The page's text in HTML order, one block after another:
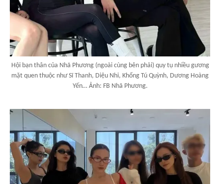
Hội bạn thân của Nhã Phương (ngoài cùng bên phải) quy tụ nhiều gương
mặt quen thuộc như Sĩ Thanh, Diệu Nhi, Khổng Tú Quỳnh, Dương Hoàng
Yến… Ảnh: FB Nhã Phương.